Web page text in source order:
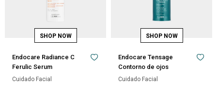
Endocare Radiance C
Ferulic Serum
Cuidado Facial
Endocare Tensage
Contorno de ojos
Cuidado Facial